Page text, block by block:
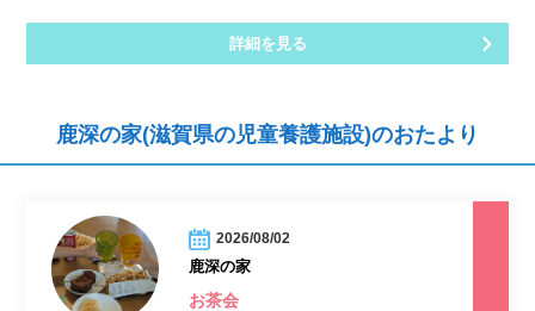
詳細を見る
鹿深の家(滋賀県の児童養護施設)のおたより
2026/08/02
鹿深の家
お茶会